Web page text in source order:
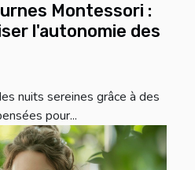
Montessori :
l'autonomie des
nuits sereines grâce à des
pour...